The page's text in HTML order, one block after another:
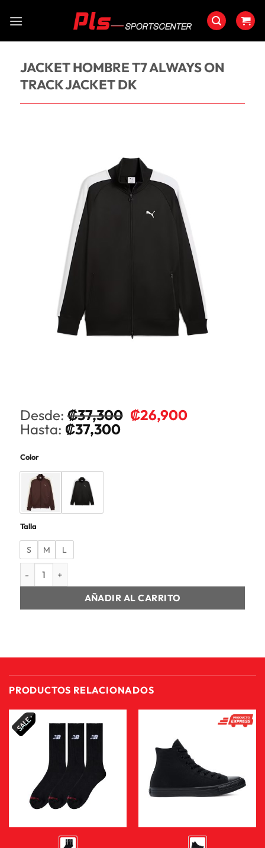
JACKET HOMBRE T7 ALWAYS ON
TRACK JACKET DK
Desde:₡37,300 ₡26,900
Hasta: ₡37,300
Color
Talla
S M
L
JACKET HOMBRE T7 ALWAYS ON TRACK JACKET DK
AÑADIR AL CARRITO
PRODUCTOS RELACIONADOS